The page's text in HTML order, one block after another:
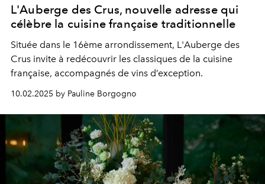
L'Auberge des Crus, nouvelle adresse qui
célèbre la cuisine française traditionnelle
Située dans le 16ème arrondissement, L'Auberge des
Crus invite à redécouvrir les classiques de la cuisine
française, accompagnés de vins d’exception.
10.02.2025 by Pauline Borgogno